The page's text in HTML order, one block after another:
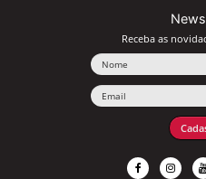
Receba as